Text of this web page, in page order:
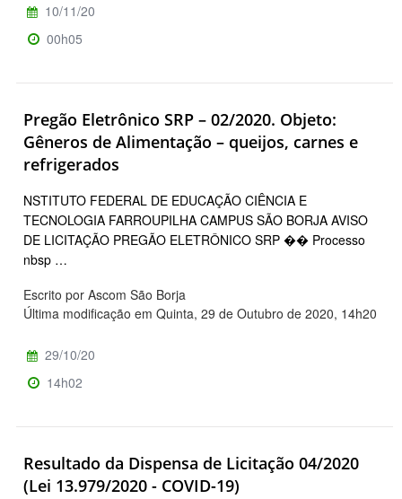
10/11/20
00h05
Pregão Eletrônico SRP – 02/2020. Objeto:
Gêneros de Alimentação – queijos, carnes e
refrigerados
NSTITUTO FEDERAL DE EDUCAÇÃO CIÊNCIA E
TECNOLOGIA FARROUPILHA CAMPUS SÃO BORJA AVISO
DE LICITAÇÃO PREGÃO ELETRÔNICO SRP �� Processo
nbsp …
Escrito por Ascom São Borja
Última modificação em Quinta, 29 de Outubro de 2020, 14h20
29/10/20
14h02
Resultado da Dispensa de Licitação 04/2020
(Lei 13.979/2020 - COVID-19)